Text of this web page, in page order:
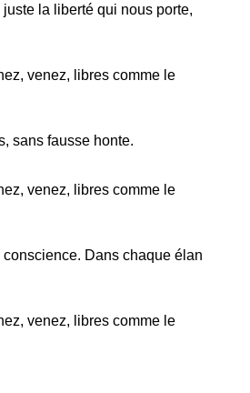
la liberté qui nous porte,
venez, libres comme le
sans fausse honte.
venez, libres comme le
Dans chaque élan
venez, libres comme le